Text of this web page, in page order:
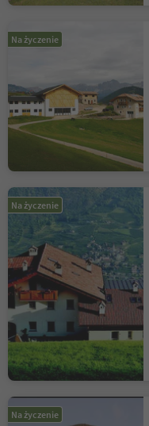
Na życzenie
Na życzenie
Na życzenie